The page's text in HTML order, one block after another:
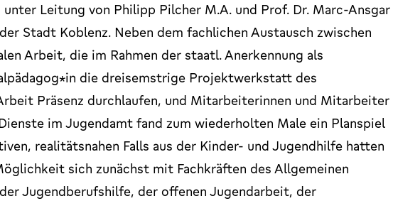
unter Leitung von Philipp Pilcher M.A. und Prof. Dr. Marc-Ansgar
Stadt Koblenz. Neben dem fachlichen Austausch zwischen
Arbeit, die im Rahmen der staatl. Anerkennung als
die dreisemstrige Projektwerkstatt des
Präsenz durchlaufen, und Mitarbeiterinnen und Mitarbeiter
im Jugendamt fand zum wiederholten Male ein Planspiel
realitätsnahen Falls aus der Kinder- und Jugendhilfe hatten
sich zunächst mit Fachkräften des Allgemeinen
Jugendberufshilfe, der offenen Jugendarbeit, der